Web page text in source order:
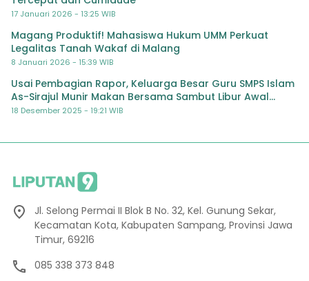
17 Januari 2026 - 13:25 WIB
Magang Produktif! Mahasiswa Hukum UMM Perkuat
Legalitas Tanah Wakaf di Malang
8 Januari 2026 - 15:39 WIB
Usai Pembagian Rapor, Keluarga Besar Guru SMPS Islam
As-Sirajul Munir Makan Bersama Sambut Libur Awal
Semester
18 Desember 2025 - 19:21 WIB
Jl. Selong Permai II Blok B No. 32, Kel. Gunung Sekar,
Kecamatan Kota, Kabupaten Sampang, Provinsi Jawa
Timur, 69216
085 338 373 848